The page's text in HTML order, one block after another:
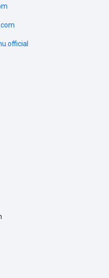
tự động, đáp ứng mọi
Dành cho các loại bát đĩa
70°C.
trình rửa khác qua
quy trình làm sạch theo